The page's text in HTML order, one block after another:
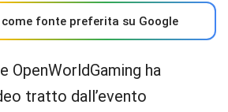
fonte preferita su Google
OpenWorldGaming ha
tratto dall’evento